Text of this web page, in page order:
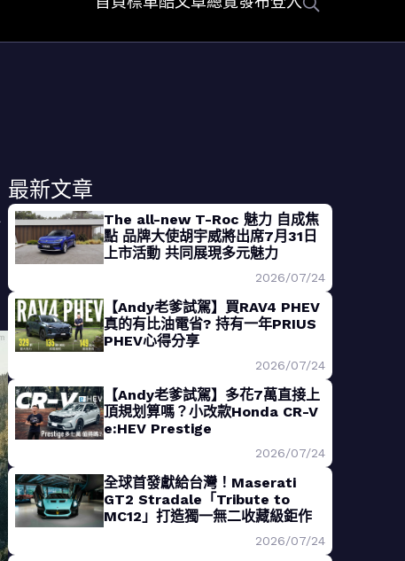
最新文章
The all-new T-Roc 魅力 自成焦
點 品牌大使胡宇威將出席7月31日
上市活動 共同展現多元魅力
2026/07/24
【Andy老爹試駕】買RAV4 PHEV
真的有比油電省? 持有一年PRIUS
PHEV心得分享
2026/07/24
【Andy老爹試駕】多花7萬直接上
頂規划算嗎？小改款Honda CR-V
e:HEV Prestige
2026/07/24
全球首發獻給台灣！Maserati
GT2 Stradale「Tribute to
MC12」打造獨一無二收藏級鉅作
2026/07/24